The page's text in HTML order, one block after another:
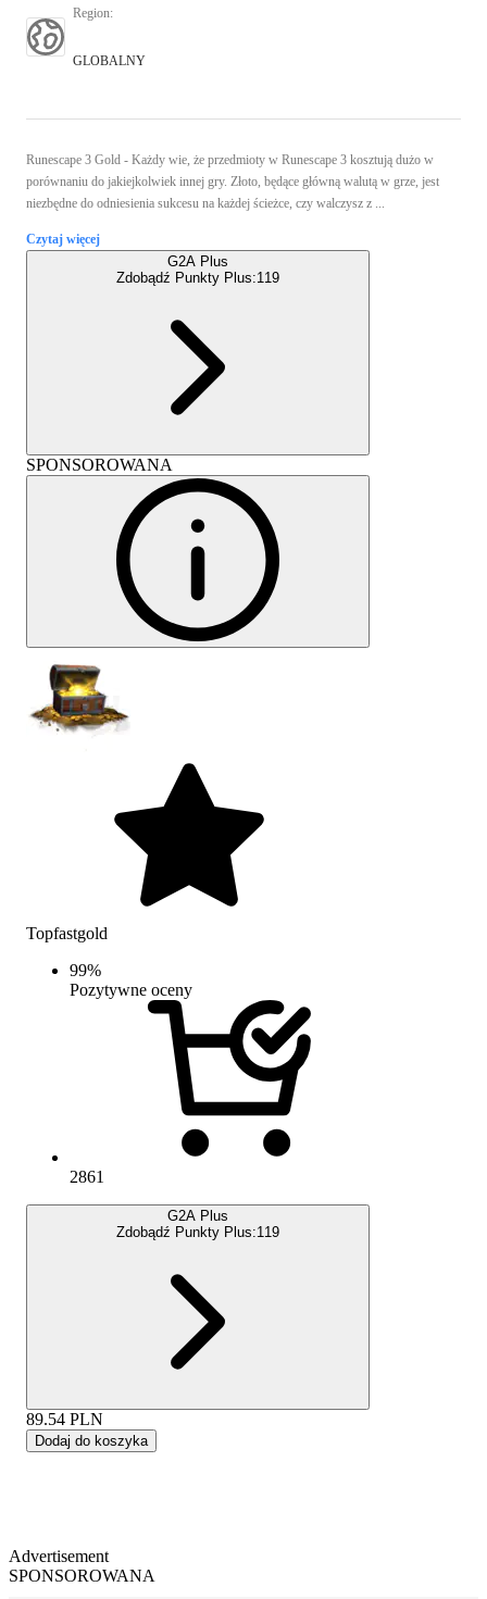
Region:
GLOBALNY
Runescape 3 Gold - Każdy wie, że przedmioty w Runescape 3 kosztują dużo w
porównaniu do jakiejkolwiek innej gry. Złoto, będące główną walutą w grze, jest
niezbędne do odniesienia sukcesu na każdej ścieżce, czy walczysz z ...
Czytaj więcej
G2A Plus
Zdobądź Punkty Plus:119
SPONSOROWANA
Topfastgold
99%
Pozytywne oceny
2861
G2A Plus
Zdobądź Punkty Plus:119
89.54 PLN
Dodaj do koszyka
Advertisement
SPONSOROWANA